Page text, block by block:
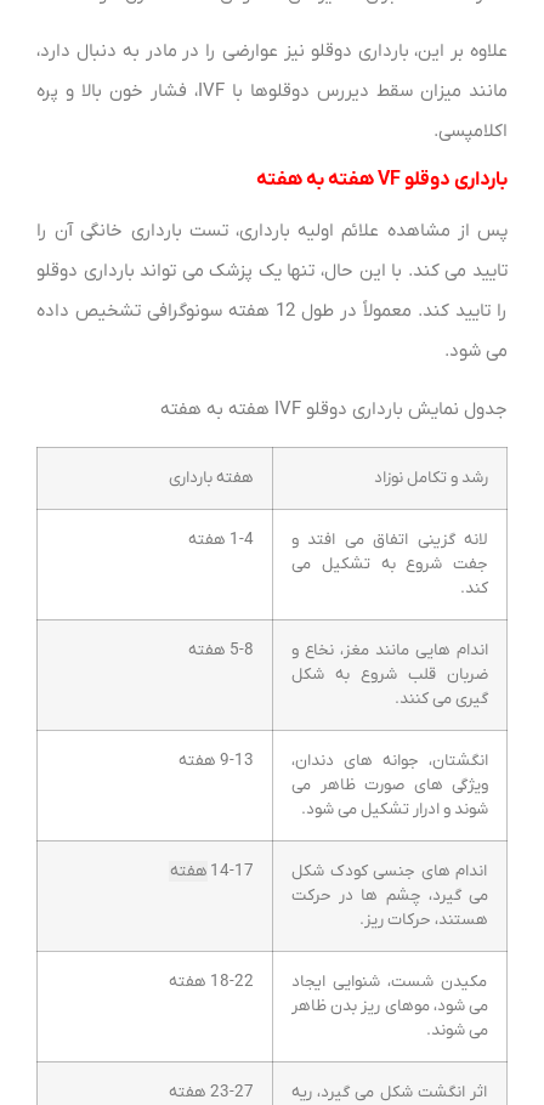
علاوه بر این، بارداری دوقلو نیز عوارضی را در مادر به دنبال دارد،
مانند میزان سقط دیررس دوقلوها با IVF، فشار خون بالا و پره
اکلامپسی.
بارداری دوقلو VF هفته به هفته
پس از مشاهده علائم اولیه بارداری، تست بارداری خانگی آن را
تایید می کند. با این حال، تنها یک پزشک می تواند بارداری دوقلو
را تایید کند. معمولاً در طول 12 هفته سونوگرافی تشخیص داده
می شود.
جدول نمایش بارداری دوقلو IVF هفته به هفته
رشد و تکامل نوزاد هفته بارداری
لانه گزینی اتفاق می افتد و
جفت شروع به تشکیل می
کند.
1-4 هفته
اندام هایی مانند مغز، نخاع و
ضربان قلب شروع به شکل
گیری می کنند.
5-8 هفته
انگشتان، جوانه های دندان،
ویژگی های صورت ظاهر می
شوند و ادرار تشکیل می شود.
9-13 هفته
اندام های جنسی کودک شکل
می گیرد، چشم ها در حرکت
هستند، حرکات ریز.
14-17 هفته
مکیدن شست، شنوایی ایجاد
می شود، موهای ریز بدن ظاهر
می شوند.
18-22 هفته
اثر انگشت شکل می گیرد، ریه
23-27 هفته